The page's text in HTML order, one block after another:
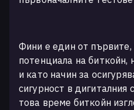
Фини е един от първите,
потенциала на биткойн,
и като начин за
сигурност в дигиталния
това време биткойн